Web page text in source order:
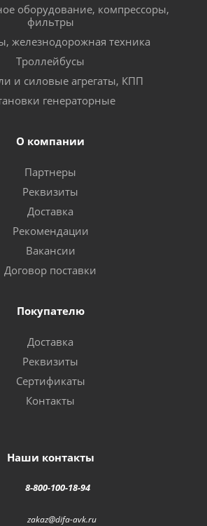
оборудование, компрессоры,
фильтры
железнодорожная техника
Троллейбусы
и силовые агрегаты, КПП
генераторные
О компании
Партнеры
Реквизиты
Доставка
Рекомендации
Вакансии
Договор поставки
Покупателю
Доставка
Реквизиты
Сертификаты
Контакты
Наши контакты
8-800-100-18-94
zakaz@difa-avk.ru